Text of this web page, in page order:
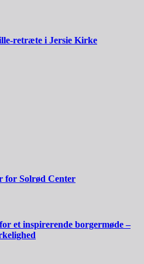
retræte i Jersie Kirke
for Solrød Center
et inspirerende borgermøde –